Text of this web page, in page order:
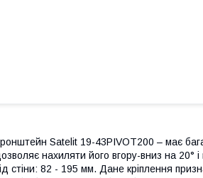
Satelit 19-43PIVOT200 – має
нахиляти його вгору-вниз на 20°
стіни: 82 - 195 мм. Дане кріплення